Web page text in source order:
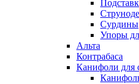
Сурдины
Упоры
Альта
Контрабаса
Канифоли для